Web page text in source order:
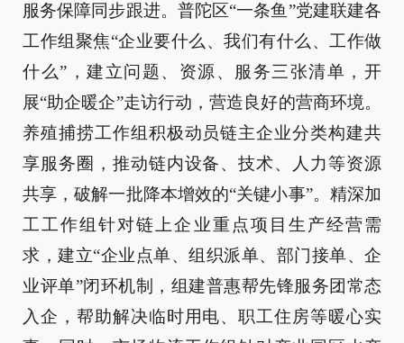
服务保障同步跟进。普陀区“一条鱼”党建联建各
工作组聚焦“企业要什么、我们有什么、工作做
什么”，建立问题、资源、服务三张清单，开
展“助企暖企”走访行动，营造良好的营商环境。
养殖捕捞工作组积极动员链主企业分类构建共
享服务圈，推动链内设备、技术、人力等资源
共享，破解一批降本增效的“关键小事”。精深加
工工作组针对链上企业重点项目生产经营需
求，建立“企业点单、组织派单、部门接单、企
业评单”闭环机制，组建普惠帮先锋服务团常态
入企，帮助解决临时用电、职工住房等暖心实